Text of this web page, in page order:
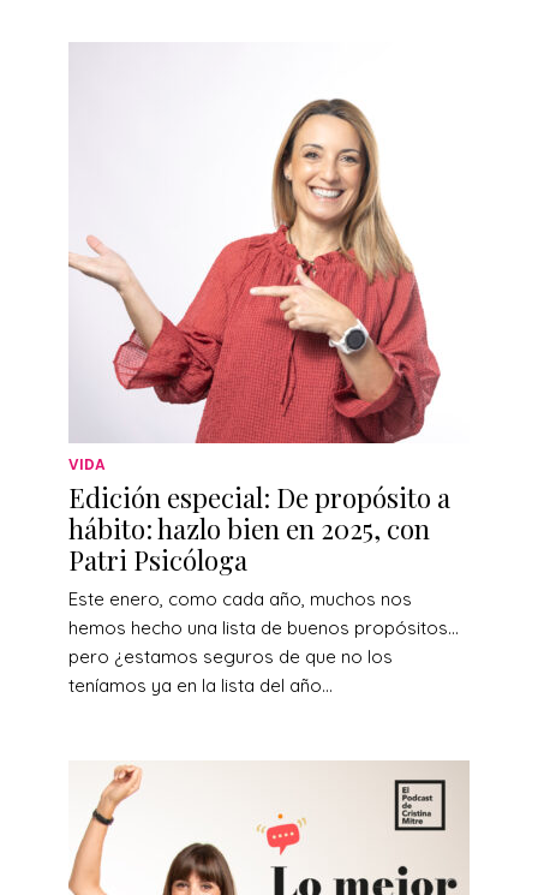
VIDA
Edición especial: De propósito a
hábito: hazlo bien en 2025, con
Patri Psicóloga
Este enero, como cada año, muchos nos
hemos hecho una lista de buenos propósitos…
pero ¿estamos seguros de que no los
teníamos ya en la lista del año...